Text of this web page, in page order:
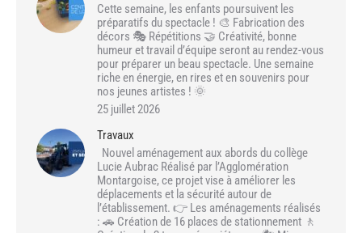
Cette semaine, les enfants poursuivent les
préparatifs du spectacle ! 🎨 Fabrication des
décors 🎭 Répétitions 🤝 Créativité, bonne
humeur et travail d’équipe seront au rendez-vous
pour préparer un beau spectacle. Une semaine
riche en énergie, en rires et en souvenirs pour
nos jeunes artistes ! 🌞
25 juillet 2026
Travaux
Nouvel aménagement aux abords du collège
Lucie Aubrac Réalisé par l’Agglomération
Montargoise, ce projet vise à améliorer les
déplacements et la sécurité autour de
l’établissement. 👉 Les aménagements réalisés
: 🚗 Création de 16 places de stationnement 🚶